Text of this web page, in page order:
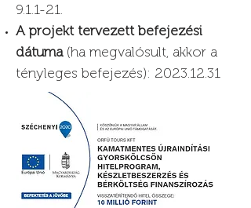
9.1.1-21.
A projekt tervezett befejezési
dátuma(ha megvalósult, akkor a
tényleges befejezés): 2023.12.31